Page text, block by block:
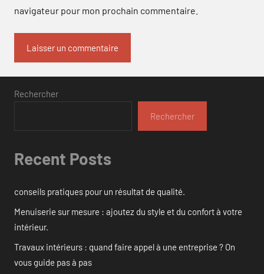
navigateur pour mon prochain commentaire.
Rechercher
Rechercher
Recent Posts
conseils pratiques pour un résultat de qualité.
Menuiserie sur mesure : ajoutez du style et du confort à votre
intérieur.
Travaux intérieurs : quand faire appel à une entreprise ? On
vous guide pas à pas